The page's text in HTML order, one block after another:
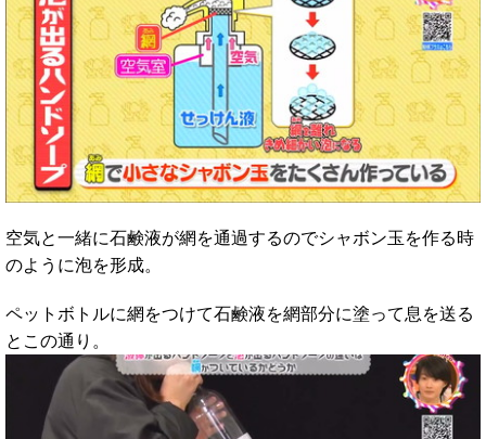
空気と一緒に石鹸液が網を通過するのでシャボン玉を作る時
のように泡を形成。
ペットボトルに網をつけて石鹸液を網部分に塗って息を送る
とこの通り。